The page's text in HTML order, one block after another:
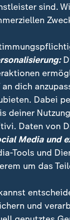
Krüger als
erste IOC-
gestellt
sind.
an dich
Dabei
deiner
Daten von
Media und
Tools und
um das
und